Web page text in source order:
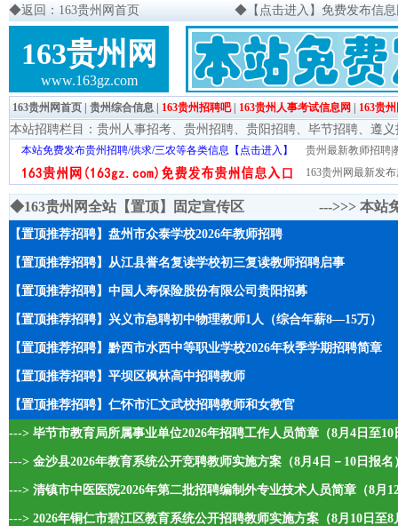
◆返回：163贵州网首页 ◆ 【点击进入】免费发布信
163贵州网
www.163gz.com
163贵州网首页 贵州综合信息 163贵州招聘吧| 163贵州人事考试信息网 163贵
本站招聘栏目： 贵州人事招考、 贵州招聘、 贵阳招聘、 毕节招聘、 遵义
本站免费发布贵州招聘/供求/三农等各类信息【点击进入】
贵州最新教师招聘|
163贵州网最新发
◆163贵州网全站【置顶】固定宣传区 --->>> 本站
【置顶推荐招聘】盘州市众泰学校2026年教师招聘
【置顶推荐招聘】从江县誉名复读学校初三复读教师招聘启事
【置顶推荐招聘】中国人寿保险股份有限公司贵阳招募
【置顶推荐招聘】兴义市急聘初中物理教师1人（综合年薪8—15万）
【置顶推荐招聘】黔西市水西中等职业学校2026年秋季学期招聘简章
【置顶推荐招聘】平坝区枫林高中招聘教师
【置顶推荐招聘】仁怀市汇文武校招聘教师和女教官
---> 毕节市教育局所属事业单位2026年招聘工作人员简章（8月4日至10
---> 金沙县2026年教育系统公开竞聘教师实施方案（8月4日－10日报名
---> 清镇市中医医院2026年第二批招聘编制外专业技术人员简章（8月
---> 2026年铜仁市碧江区教育系统公开招聘教师实施方案（8月10日至8